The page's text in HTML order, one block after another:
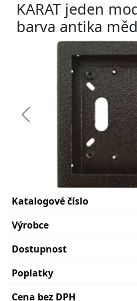
KARAT jeden
barva antika
Předchozí
Katalogové číslo
Výrobce
Dostupnost
Poplatky
Cena bez DPH